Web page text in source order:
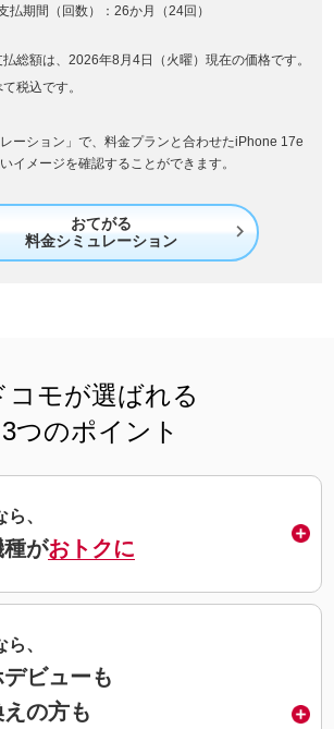
期間（回数）：26か月（24回）
総額は、2026年8月4日（火曜）現在の価格です。
税込です。
レーション」で、料金プランと合わせたiPhone 17e
イメージを確認することができます。
おてがる
料金シミュレーション

コモが選ばれる
3つのポイント
ら、
がおトクに
ら、
ビューも
の方も